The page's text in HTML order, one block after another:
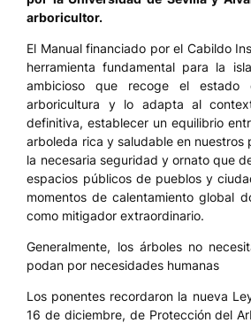
arboricultor.
El Manual financiado por el Cabildo
herramienta fundamental para la
ambicioso que recoge el
arboricultura y lo adapta al
definitiva, establecer un equilibrio
arboleda rica y saludable en nuestros
la necesaria seguridad y ornato que
espacios públicos de pueblos y
momentos de calentamiento global
como mitigador extraordinario.
Generalmente, los árboles no
podan por necesidades humanas
Los ponentes recordaron la nueva
16 de diciembre, de Protección del